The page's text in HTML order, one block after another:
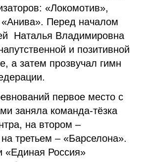
«Локомотив»,
Перед началом
Наталья Владимировна
и позитивной
а затем прозвучал гимн
первое место с
заняла команда-тёзка
на втором –
третьем – «Барселона».
«Единая Россия»